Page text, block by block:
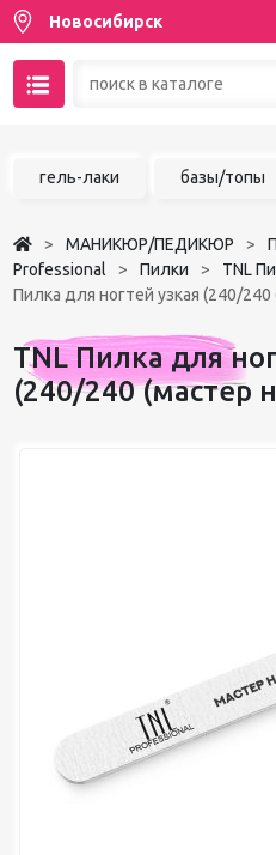
Новосибирск
Чат в MAX
Избранное
гель-лаки базы/топы
МАНИКЮР/ПЕДИКЮР
Professional
Пилки TNL
Пилка для ногтей узкая (240/240
TNL Пилка для
(240/240 (мастер